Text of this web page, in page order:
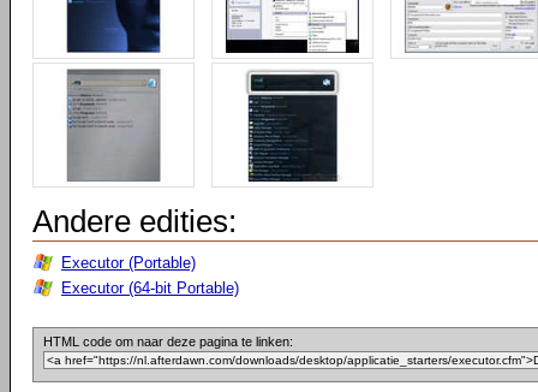
Andere edities:
Executor (Portable)
Executor (64-bit Portable)
HTML code om naar deze pagina te linken: